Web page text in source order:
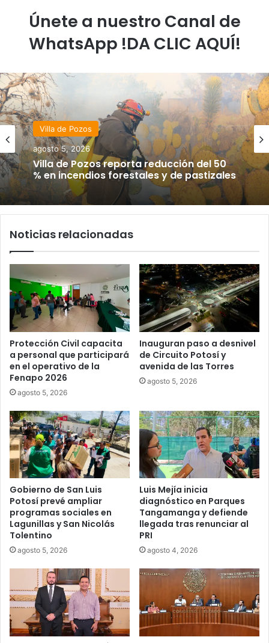
Únete a nuestro Canal de
WhatsApp !DA CLIC AQUÍ!
Villa de Pozos
agosto 5, 2026
Villa de Pozos reporta reducción del 50
% en incendios forestales y de pastizales
Noticias relacionadas
Protección Civil capacita
a personal que participará
en el operativo de la
Fenapo 2026
agosto 5, 2026
Inauguran paso a desnivel
de Circuito Potosí y
avenida de las Torres
agosto 5, 2026
Gobierno de San Luis
Potosí prevé ampliar
programas sociales en
Lagunillas y San Nicolás
Tolentino
agosto 5, 2026
Luis Mejía inicia
diagnóstico en Parques
Tangamanga y defiende
llegada tras renunciar al
PRI
agosto 4, 2026